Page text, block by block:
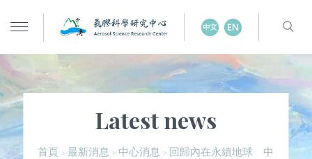
Latest news
首頁 >最新消息 > 中心消息 > 回歸內在永續地球 中